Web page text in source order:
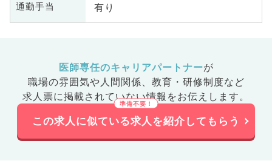
通勤手当 有り
医師専任のキャリアパートナーが
職場の雰囲気や人間関係、 教育・研修制度など
求人票に掲載されていない情報をお伝えします。
この求人に似ている求人を紹介してもらう